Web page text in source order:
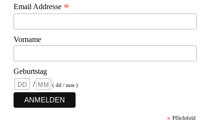
Email Addresse *
Vorname
Geburtstag
/
( dd / mm )
* Pflichtfeld